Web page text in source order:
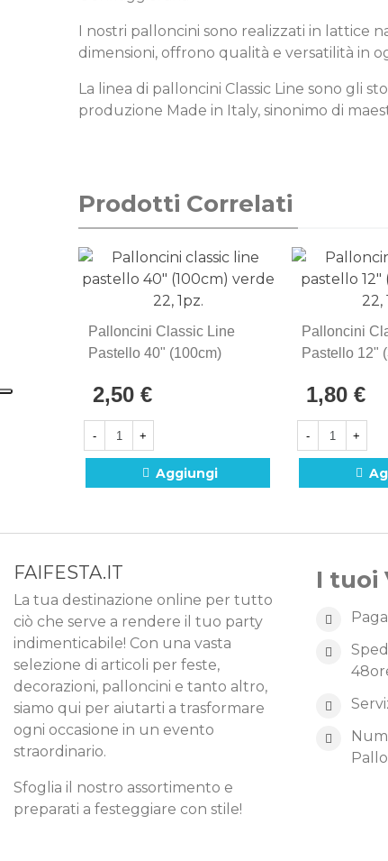
I nostri palloncini sono realizzati in lattice
dimensioni, offrono qualità e versatilità in
La linea di palloncini Classic Line sono gli
produzione Made in Italy, sinonimo di
Prodotti Correlati
Palloncini Classic Line
Pastello 40" (100cm)
2,50 €
- +
Aggiungi
Palloncini
Pastello 12"
1,80 €
- +
FAIFESTA.IT
La tua destinazione online per tutto
ciò che serve a rendere il tuo party
indimenticabile! Con una vasta
selezione di articoli per feste,
decorazioni, palloncini e tanto altro,
siamo qui per aiutarti a trasformare
ogni occasione in un evento
straordinario.
Sfoglia il nostro assortimento e
preparati a festeggiare con stile!
I tuoi